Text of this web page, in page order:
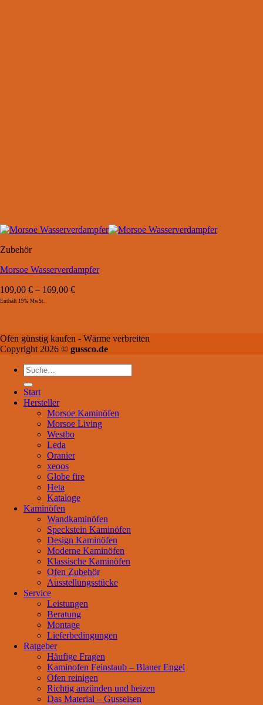
Zubehör
Morsoe Wasserverdampfer
109,00 € – 169,00 €
Enthält 19% MwSt.
Ofen günstig kaufen - Wärme verbreiten
Copyright 2026 © gussco.de
Suche
nach:
Start
Hersteller
Morsoe Kaminöfen
Morsoe Living
Westbo
Leda
Oranier
xeoos
Globe fire
Heta
Kataloge
Kaminöfen
Wandkaminöfen
Speckstein Kaminöfen
Design Kaminöfen
Moderne Kaminöfen
Klassische Kaminöfen
Ofen Zubehör
Ausstellungsstücke
Service
Leistungen
Beratung
Montage
Lieferbedingungen
Ratgeber
Häufige Fragen
Kaminofen Feinstaub – Blauer Engel
Ofen reinigen
Richtig anzünden und heizen
Das Material – Gusseisen